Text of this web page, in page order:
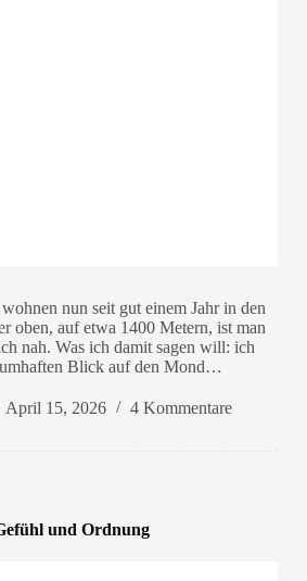
nun seit gut einem Jahr in den
oben, auf etwa 1400 Metern, ist man
nah. Was ich damit sagen will: ich
Blick auf den Mond…
April 15, 2026 4 Kommentare
und Ordnung